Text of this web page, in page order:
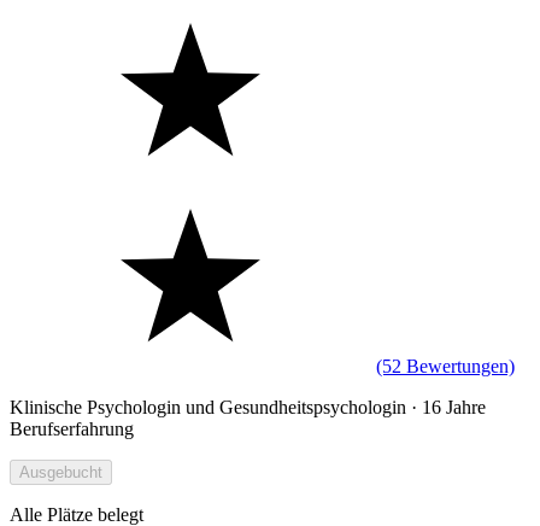
(52 Bewertungen)
Klinische Psychologin und Gesundheitspsychologin · 16 Jahre
Berufserfahrung
Ausgebucht
Alle Plätze belegt